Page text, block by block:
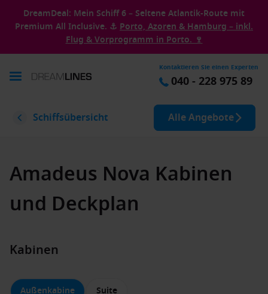
DreamDeal: Mein Schiff 6 – Seltene Atlantik-Route mit
Premium All Inclusive. ⚓ Porto, Azoren & Hamburg – inkl.
Flug & Vorprogramm in Porto. 🍷
Kontaktieren Sie einen Experten
040 - 228 975 89
Schiffsübersicht Alle Angebote
Amadeus Nova Kabinen
und Deckplan
Kabinen
Außenkabine Suite